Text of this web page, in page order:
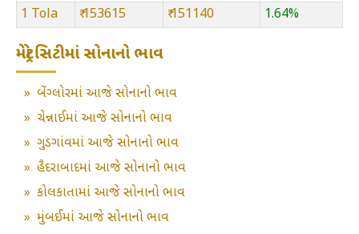
1 Tola
₹ 153615 ₹ 151140 1.64%
મેટ્રો સિટીમાં સોનાનો ભાવ
» બેંગ્લોરમાં આજે સોનાનો ભાવ
» ચેન્નાઈમાં આજે સોનાનો ભાવ
» ગુડગાંવમાં આજે સોનાનો ભાવ
» હૈદરાબાદમાં આજે સોનાનો ભાવ
» કોલકાતામાં આજે સોનાનો ભાવ
» મુંબઈમાં આજે સોનાનો ભાવ